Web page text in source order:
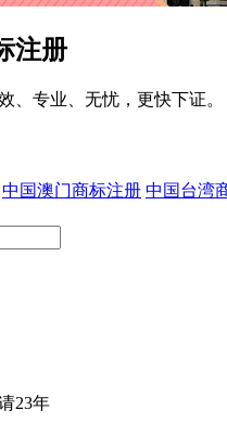
注册
、专业、无忧，更快下证。
中国澳门商标注册 中国台湾
23年